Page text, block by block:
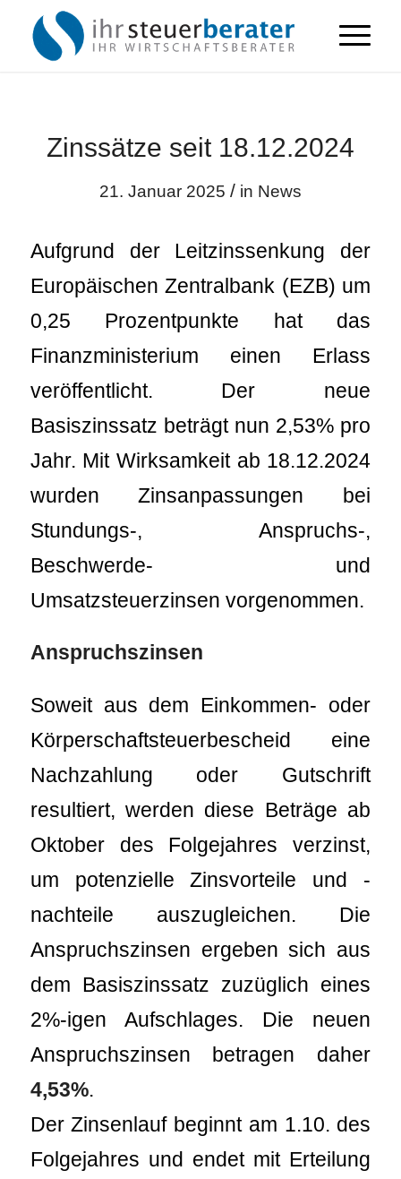
Zinssätze seit 18.12.2024
21. Januar 2025 / in News
Aufgrund der Leitzinssenkung der
Europäischen Zentralbank (EZB) um
0,25 Prozentpunkte hat das
Finanzministerium einen Erlass
veröffentlicht. Der neue
Basiszinssatz beträgt nun 2,53% pro
Jahr. Mit Wirksamkeit ab 18.12.2024
wurden Zinsanpassungen bei
Stundungs-, Anspruchs-,
Beschwerde- und
Umsatzsteuerzinsen vorgenommen.
Anspruchszinsen
Soweit aus dem Einkommen- oder
Körperschaftsteuerbescheid eine
Nachzahlung oder Gutschrift
resultiert, werden diese Beträge ab
Oktober des Folgejahres verzinst,
um potenzielle Zinsvorteile und -
nachteile auszugleichen. Die
Anspruchszinsen ergeben sich aus
dem Basiszinssatz zuzüglich eines
2%-igen Aufschlages. Die neuen
Anspruchszinsen betragen daher
4,53%.
Der Zinsenlauf beginnt am 1.10. des
Folgejahres und endet mit Erteilung